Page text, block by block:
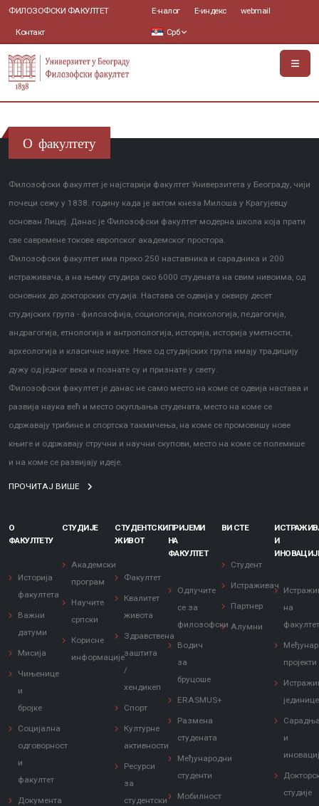
ФИЛОЗОФСКИ ФАКУЛТЕТ
Контакт
Е-налог Е-индекс webmail
Срб
О факултету
Филозофски факултет је најстарији факултет Универзитета у Београду, чији
почеци сежу у 1838. годину када је актом кнеза Милоша у Крагујевцу
основан Лицеј. Данас је Филозофски факултет модерна школа која прати
све савремене токове европског академског простора.
Филозофски факултет има преко 250 наставника и сарадника и 200
истраживача, а на њему студира око 6000 студената на свим нивоима, од
основних до докторских студија. Настава се одвија у оквиру десет
студијских група - филозофија, социологија, психологија, педагогија,
андрагогија, етнологија и антропологија, историја, историја уметности,
археологија и класичне науке. Неке од студијских група имају традицију
дужу од једног века и познате су и признате у свету.
Филозофски факултет је данас не само место на коме се одвија настава и
развија наука већ и место окупљања студената, место на коме се
одржавају трибине и спортска такмичења, на коме се промовишу нове
књиге и одржавају стручни и научни скупови, место на коме се полемише
и на коме се развијају идеје.
ПРОЧИТАЈ ВИШЕ
О
ФАКУЛТЕТУ
Историја
факултета
Важни
датуми
Мисија
Чињенице
и
бројке
Социјална
одговорност
и
факултет
Документа
СТУДИЈЕ
Академски
програм
Научите
српски
Корисне
информације
СТУДЕНТСКИ
ЖИВОТ
Факултет
Квалитет
живота
Здравствена
заштита
/
хендикеп
Спорт
Културне
активности
Ресурси
за
студентски
ПРИЈЕМИ
НА
ФАКУЛТЕТ
Одлучите
се за
филозофски
Водич
за
бруцоше
ERASMUS+
Размена
студената
Међународни
студенти
Мобилност
ВИ СТЕ
Студент
Истраживач
Партнер
Алумни
И
на
пројекти
јединице
и
студије